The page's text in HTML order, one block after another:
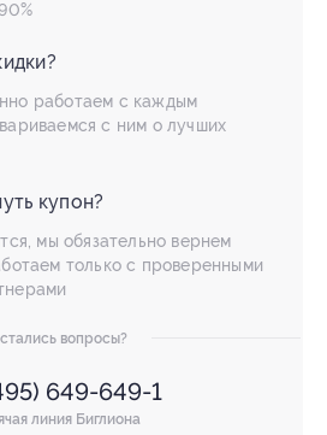
работаем с каждым
с ним о лучших
купон?
мы обязательно вернем
только с проверенными
вопросы?
649-649-1
линия Биглиона